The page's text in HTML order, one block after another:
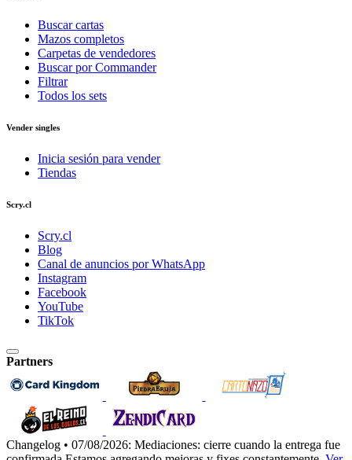
Buscar cartas
Mazos completos
Carpetas de vendedores
Buscar por Commander
Filtrar
Todos los sets
Vender singles
Inicia sesión para vender
Tiendas
Scry.cl
Scry.cl
Blog
Canal de anuncios por WhatsApp
Instagram
Facebook
YouTube
TikTok
Partners
Changelog • 07/08/2026: Mediaciones: cierre cuando la entrega fue